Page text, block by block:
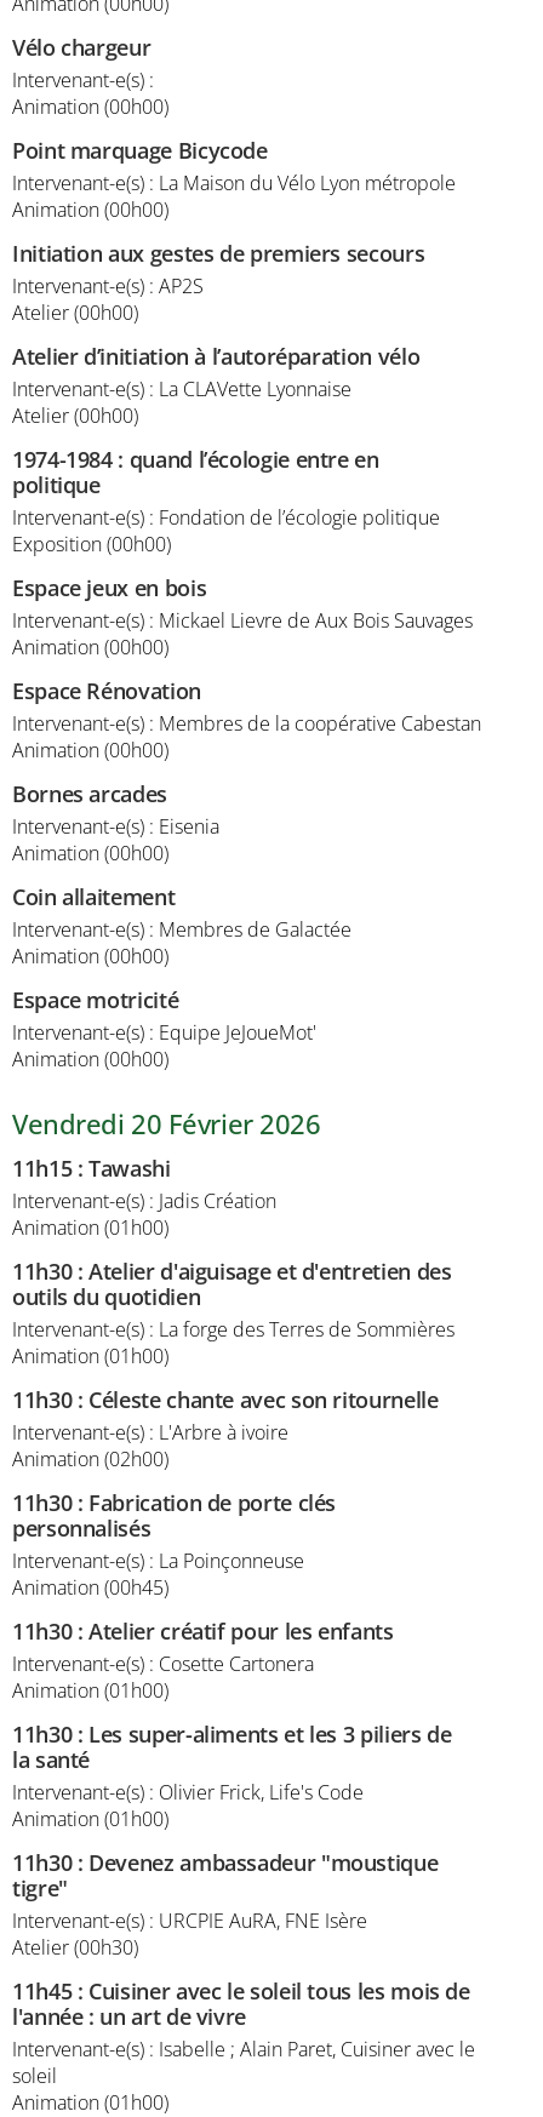
Vélo chargeur
Intervenant-e(s) :
Animation (00h00)
Point marquage Bicycode
Intervenant-e(s) : La Maison du Vélo Lyon métropole
Animation (00h00)
Initiation aux gestes de premiers secours
Intervenant-e(s) : AP2S
Atelier (00h00)
Atelier d’initiation à l’autoréparation vélo
Intervenant-e(s) : La CLAVette Lyonnaise
Atelier (00h00)
1974-1984 : quand l’écologie entre en
politique
Intervenant-e(s) : Fondation de l’écologie politique
Exposition (00h00)
Espace jeux en bois
Intervenant-e(s) : Mickael Lievre de Aux Bois Sauvages
Animation (00h00)
Espace Rénovation
Intervenant-e(s) : Membres de la coopérative Cabestan
Animation (00h00)
Bornes arcades
Intervenant-e(s) : Eisenia
Animation (00h00)
Coin allaitement
Intervenant-e(s) : Membres de Galactée
Animation (00h00)
Espace motricité
Intervenant-e(s) : Equipe JeJoueMot'
Animation (00h00)
Vendredi 20 Février 2026
11h15:Tawashi
Intervenant-e(s) : Jadis Création
Animation (01h00)
11h30:Atelier d'aiguisage et d'entretien des
outils du quotidien
Intervenant-e(s) : La forge des Terres de Sommières
Animation (01h00)
11h30: Céleste chante avec son ritournelle
Intervenant-e(s) : L'Arbre à ivoire
Animation (02h00)
11h30: Fabrication de porte clés
personnalisés
Intervenant-e(s) : La Poinçonneuse
Animation (00h45)
11h30:Atelier créatif pour les enfants
Intervenant-e(s) : Cosette Cartonera
Animation (01h00)
11h30: Les super-aliments et les 3 piliers de
la santé
Intervenant-e(s) : Olivier Frick, Life's Code
Animation (01h00)
11h30: Devenez ambassadeur "moustique
tigre"
Intervenant-e(s) : URCPIE AuRA, FNE Isère
Atelier (00h30)
11h45: Cuisiner avec le soleil tous les mois de
l'année : un art de vivre
Intervenant-e(s) : Isabelle ; Alain Paret, Cuisiner avec le
soleil
Animation (01h00)